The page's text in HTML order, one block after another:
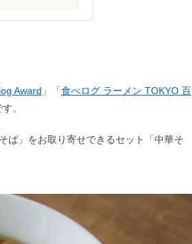
Award 」「食べログ ラーメン TOKYO 百
。
ば」をお取り寄せできるセット「中華そ